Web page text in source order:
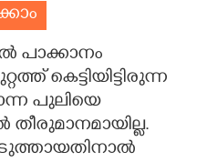
പാക്കാനം
കെട്ടിയിട്ടിരുന്ന
പുലിയെ
തീരുമാനമായില്ല.